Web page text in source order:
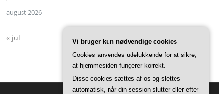
august 2026
« jul
Vi bruger kun nødvendige cookies
Cookies anvendes udelukkende for at sikre,
at hjemmesiden fungerer korrekt.
Disse cookies sættes af os og slettes
automatisk, når din session slutter eller efter